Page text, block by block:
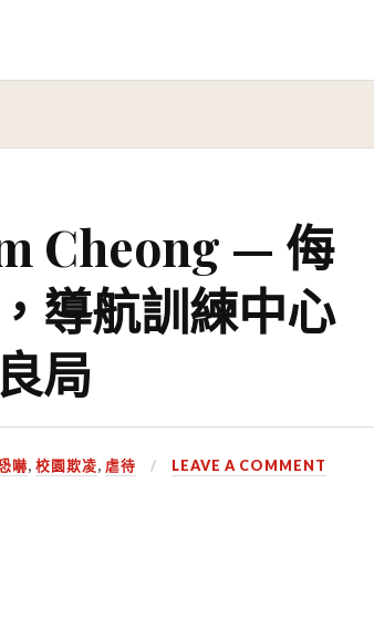
Cheong — 侮
導航訓練中心
局
嚇,校園欺凌, 虐待 LEAVE A COMMENT